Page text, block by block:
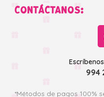
CONTÁCTANOS:
994
*Métodos de pagos 100%